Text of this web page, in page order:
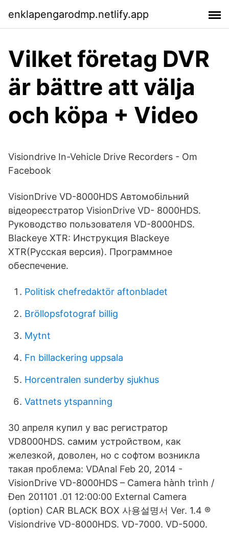
enklapengarodmp.netlify.app
Vilket företag DVR
är bättre att välja
och köpa + Video
Visiondrive In-Vehicle Drive Recorders - Om
Facebook
VisionDrive VD-8000HDS Автомобільний
відеореєстратор VisionDrive VD- 8000HDS.
Руководство пользователя VD-8000HDS.
Blackeye XTR: Инструкция Blackeye
XTR(Русская версия). Программное
обеспечение.
Politisk chefredaktör aftonbladet
Bröllopsfotograf billig
Mytnt
Fn billackering uppsala
Horcentralen sunderby sjukhus
Vattnets ytspanning
З0 апреля купил у вас регистратор
VD8000HDS. самим устройством, как
железкой, доволен, но с софтом возникла
такая проблема: VDAnal Feb 20, 2014 -
VisionDrive VD-8000HDS – Camera hành trình /
Đen 201101 .01 12:00:00 External Camera
(option) CAR BLACK BOX 사용설명서 Ver. 1.4 ®
Visiondrive VD-8000HDS. VD-7000. VD-5000.